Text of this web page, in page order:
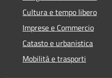
Cultura e tempo libero
Imprese e Commercio
Catasto e urbanistica
Mobilità e trasporti